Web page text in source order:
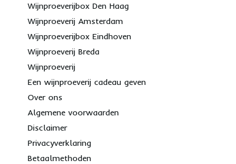
Wijnproeverijbox Den Haag
Wijnproeverij Amsterdam
Wijnproeverijbox Eindhoven
Wijnproeverij Breda
Wijnproeverij
Een wijnproeverij cadeau geven
Over ons
Algemene voorwaarden
Disclaimer
Privacyverklaring
Betaalmethoden